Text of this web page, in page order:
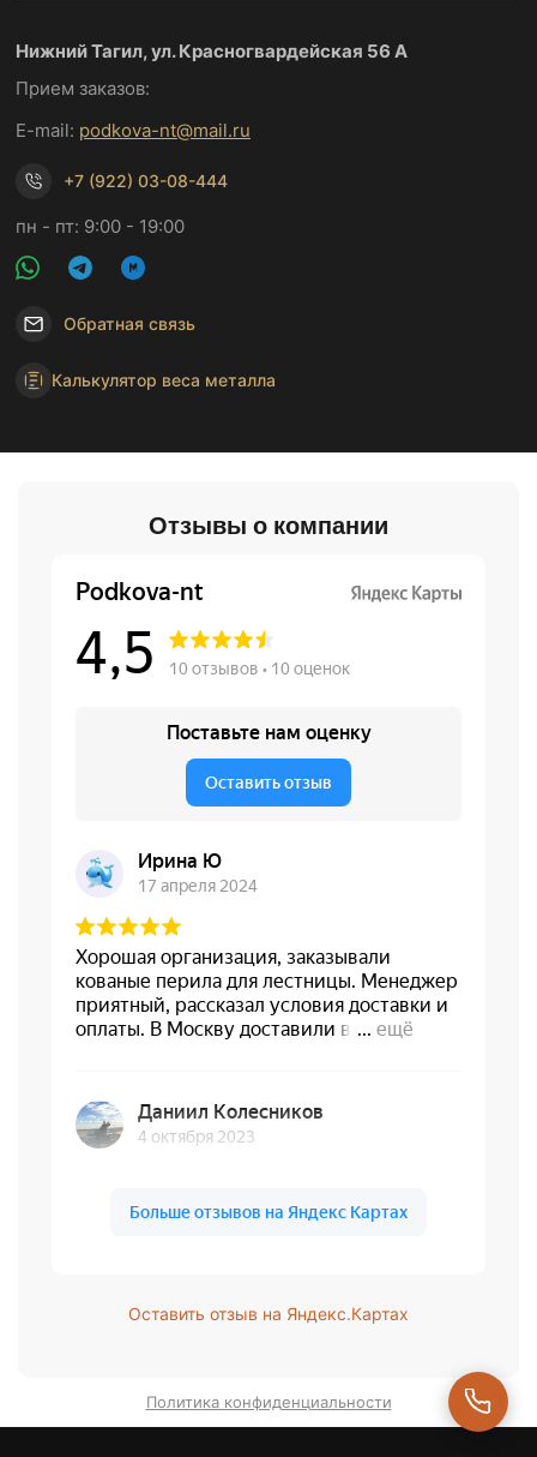
Нижний Тагил, ул. Красногвардейская 56 А
Прием заказов:
E-mail: podkova-nt@mail.ru
+7 (922) 03-08-444
пн - пт: 9:00 - 19:00
Обратная связь
Калькулятор веса металла
Отзывы о компании
Оставить отзыв на Яндекс.Картах
Политика конфиденциальности